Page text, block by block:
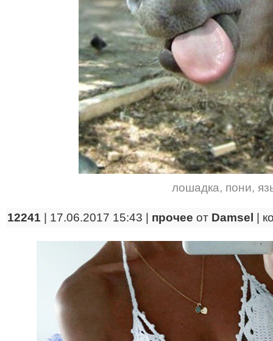
лошадка, пони,
12241 | 17.06.2017 15:43 | прочее от Damsel